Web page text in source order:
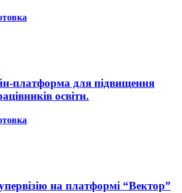
платформа для підвищення
освіти.
на платформі “Вектор”